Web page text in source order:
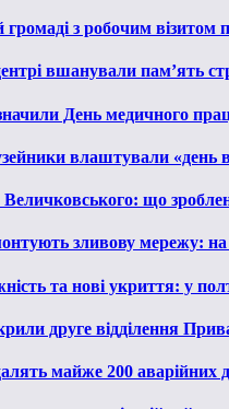
з робочим
вшанували пам’ять
День медичного
влаштували «день
що
зливову мережу:
та нові укриття: у
друге відділення
майже 200 аварійних